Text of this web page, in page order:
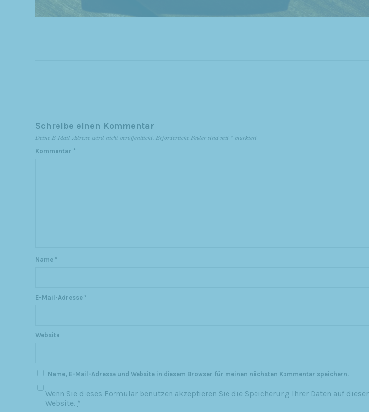
Schreibe einen Kommentar
Deine E-Mail-Adresse wird nicht veröffentlicht. Erforderliche Felder sind mit * markiert
Kommentar *
Name *
E-Mail-Adresse *
Website
Name, E-Mail-Adresse und Website in diesem Browser für meinen nächsten Kommentar speichern.
Wenn Sie dieses Formular benützen akzeptieren Sie die Speicherung Ihrer Daten auf dieser
Website. *